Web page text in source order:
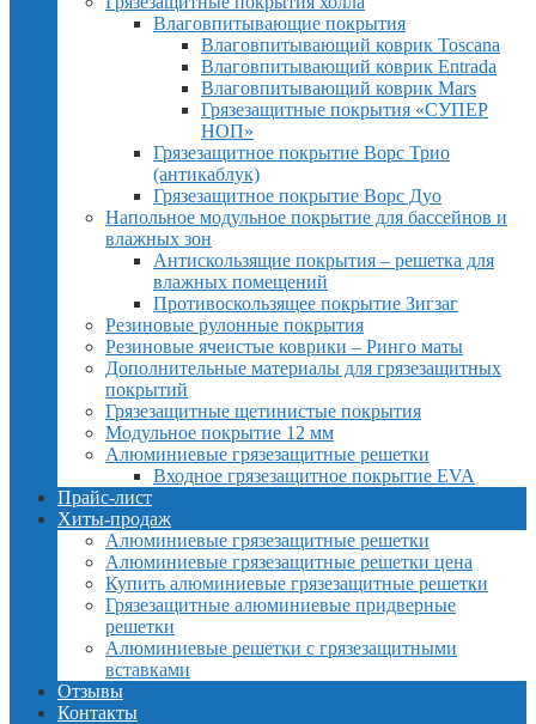
Влаговпитывающие покрытия
Влаговпитывающий коврик Toscana
Влаговпитывающий коврик Entrada
Влаговпитывающий коврик Mars
Грязезащитные покрытия «СУПЕР
НОП»
Грязезащитное покрытие Ворс Трио
(антикаблук)
Грязезащитное покрытие Ворс Дуо
Напольное модульное покрытие для бассейнов и
влажных зон
Антискользящие покрытия – решетка для
влажных помещений
Противоскользящее покрытие Зигзаг
Резиновые рулонные покрытия
Резиновые ячеистые коврики – Ринго маты
Дополнительные материалы для грязезащитных
покрытий
Грязезащитные щетинистые покрытия
Модульное покрытие 12 мм
Алюминиевые грязезащитные решетки
Входное грязезащитное покрытие EVA
Прайс-лист
Хиты-продаж
Алюминиевые грязезащитные решетки
Алюминиевые грязезащитные решетки цена
Купить алюминиевые грязезащитные решетки
Грязезащитные алюминиевые придверные
решетки
Алюминиевые решетки с грязезащитными
вставками
Отзывы
Контакты